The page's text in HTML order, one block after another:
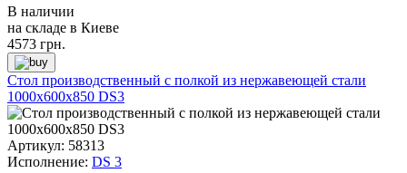
В наличии
на складе в Киеве
4573 грн.
Стол производственный с полкой из нержавеющей стали
1000х600х850 DS3
Артикул: 58313
Исполнение: DS 3